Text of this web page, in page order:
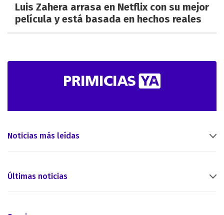
Luis Zahera arrasa en Netflix con su mejor
película y está basada en hechos reales
Noticias más leídas
Últimas noticias